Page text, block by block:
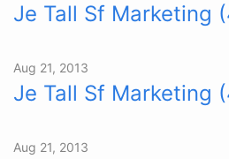
Je Tall Sf Marketing
Aug 21, 2013
Je Tall Sf Marketing
Aug 21, 2013